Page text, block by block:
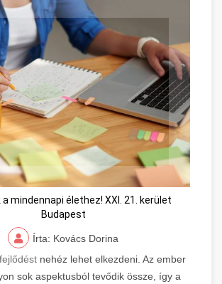
mindennapi élethez! XXI. 21. kerület
Budapest
Írta: Kovács Dorina
nehéz lehet elkezdeni. Az ember
sok aspektusból tevődik össze, így a